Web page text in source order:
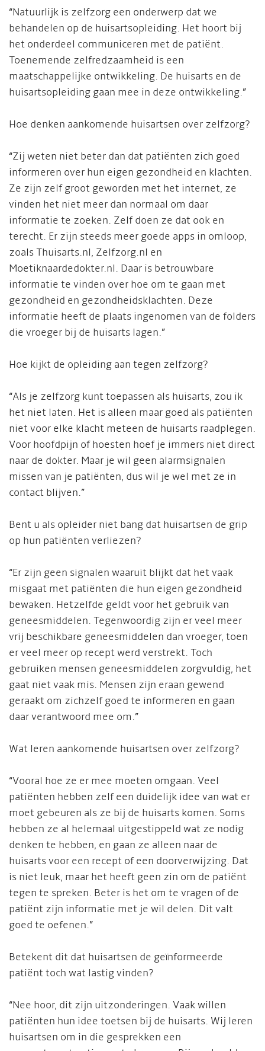
“Natuurlijk is zelfzorg een onderwerp dat we
behandelen op de huisartsopleiding. Het hoort bij
het onderdeel communiceren met de patiënt.
Toenemende zelfredzaamheid is een
maatschappelijke ontwikkeling. De huisarts en de
huisartsopleiding gaan mee in deze ontwikkeling.”
Hoe denken aankomende huisartsen over zelfzorg?
“Zij weten niet beter dan dat patiënten zich goed
informeren over hun eigen gezondheid en klachten.
Ze zijn zelf groot geworden met het internet, ze
vinden het niet meer dan normaal om daar
informatie te zoeken. Zelf doen ze dat ook en
terecht. Er zijn steeds meer goede apps in omloop,
zoals Thuisarts.nl, Zelfzorg.nl en
Moetiknaardedokter.nl. Daar is betrouwbare
informatie te vinden over hoe om te gaan met
gezondheid en gezondheidsklachten. Deze
informatie heeft de plaats ingenomen van de folders
die vroeger bij de huisarts lagen.”
Hoe kijkt de opleiding aan tegen zelfzorg?
“Als je zelfzorg kunt toepassen als huisarts, zou ik
het niet laten. Het is alleen maar goed als patiënten
niet voor elke klacht meteen de huisarts raadplegen.
Voor hoofdpijn of hoesten hoef je immers niet direct
naar de dokter. Maar je wil geen alarmsignalen
missen van je patiënten, dus wil je wel met ze in
contact blijven.”
Bent u als opleider niet bang dat huisartsen de grip
op hun patiënten verliezen?
“Er zijn geen signalen waaruit blijkt dat het vaak
misgaat met patiënten die hun eigen gezondheid
bewaken. Hetzelfde geldt voor het gebruik van
geneesmiddelen. Tegenwoordig zijn er veel meer
vrij beschikbare geneesmiddelen dan vroeger, toen
er veel meer op recept werd verstrekt. Toch
gebruiken mensen geneesmiddelen zorgvuldig, het
gaat niet vaak mis. Mensen zijn eraan gewend
geraakt om zichzelf goed te informeren en gaan
daar verantwoord mee om.”
Wat leren aankomende huisartsen over zelfzorg?
“Vooral hoe ze er mee moeten omgaan. Veel
patiënten hebben zelf een duidelijk idee van wat er
moet gebeuren als ze bij de huisarts komen. Soms
hebben ze al helemaal uitgestippeld wat ze nodig
denken te hebben, en gaan ze alleen naar de
huisarts voor een recept of een doorverwijzing. Dat
is niet leuk, maar het heeft geen zin om de patiënt
tegen te spreken. Beter is het om te vragen of de
patiënt zijn informatie met je wil delen. Dit valt
goed te oefenen.”
Betekent dit dat huisartsen de geïnformeerde
patiënt toch wat lastig vinden?
“Nee hoor, dit zijn uitzonderingen. Vaak willen
patiënten hun idee toetsen bij de huisarts. Wij leren
huisartsen om in die gesprekken een